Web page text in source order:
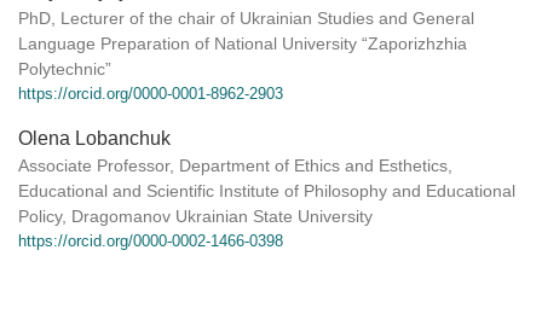
PhD, Lecturer of the chair of Ukrainian Studies and General
Language Preparation of National University “Zaporizhzhia
Polytechnic”
https://orcid.org/0000-0001-8962-2903
Olena Lobanchuk
Associate Professor, Department of Ethics and Esthetics,
Educational and Scientific Institute of Philosophy and Educational
Policy, Dragomanov Ukrainian State University
https://orcid.org/0000-0002-1466-0398